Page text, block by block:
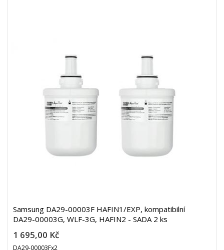
Samsung DA29-00003F HAFIN1/EXP, kompatibilní
DA29-00003G, WLF-3G, HAFIN2 - SADA 2 ks
1 695,00 Kč
DA29-00003Fx2